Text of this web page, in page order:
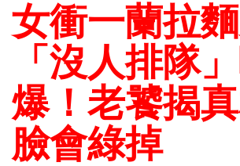
女衝一蘭拉
「沒人排隊
爆！老饕揭真
臉會綠掉